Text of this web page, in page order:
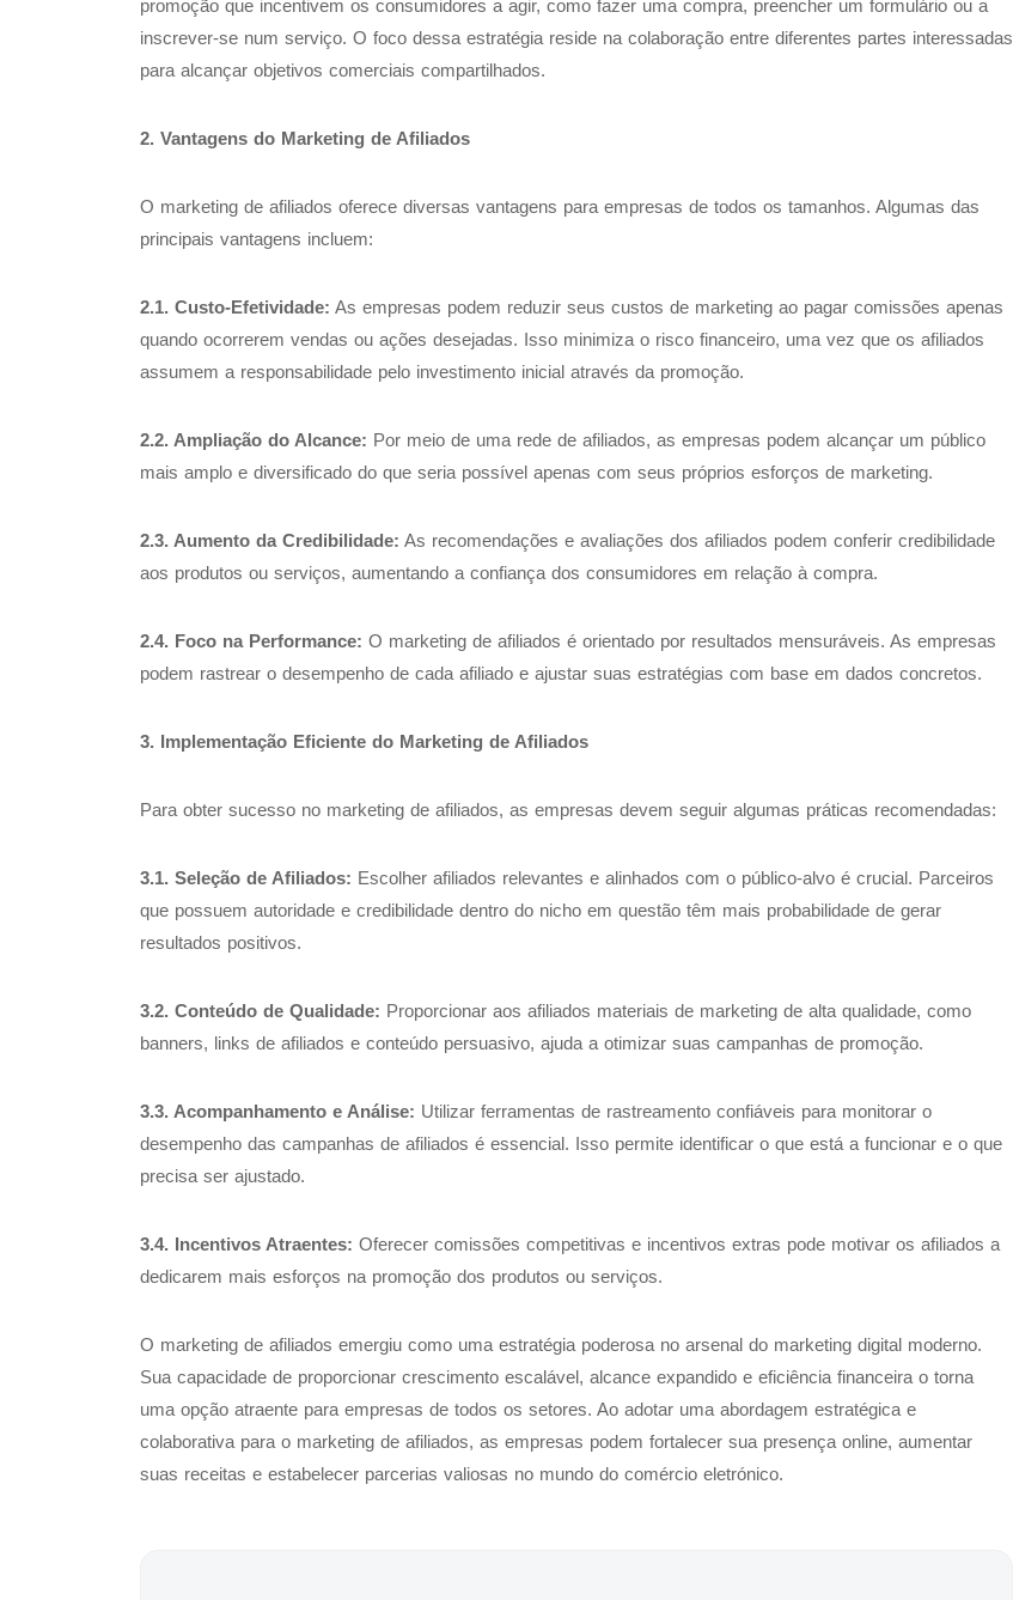
promoção que incentivem os consumidores a agir, como fazer uma compra, preencher um formulário ou a
inscrever-se num serviço. O foco dessa estratégia reside na colaboração entre diferentes partes interessadas
para alcançar objetivos comerciais compartilhados.
2. Vantagens do Marketing de Afiliados
O marketing de afiliados oferece diversas vantagens para empresas de todos os tamanhos. Algumas das
principais vantagens incluem:
2.1. Custo-Efetividade: As empresas podem reduzir seus custos de marketing ao pagar comissões apenas
quando ocorrerem vendas ou ações desejadas. Isso minimiza o risco financeiro, uma vez que os afiliados
assumem a responsabilidade pelo investimento inicial através da promoção.
2.2. Ampliação do Alcance: Por meio de uma rede de afiliados, as empresas podem alcançar um público
mais amplo e diversificado do que seria possível apenas com seus próprios esforços de marketing.
2.3. Aumento da Credibilidade: As recomendações e avaliações dos afiliados podem conferir credibilidade
aos produtos ou serviços, aumentando a confiança dos consumidores em relação à compra.
2.4. Foco na Performance: O marketing de afiliados é orientado por resultados mensuráveis. As empresas
podem rastrear o desempenho de cada afiliado e ajustar suas estratégias com base em dados concretos.
3. Implementação Eficiente do Marketing de Afiliados
Para obter sucesso no marketing de afiliados, as empresas devem seguir algumas práticas recomendadas:
3.1. Seleção de Afiliados: Escolher afiliados relevantes e alinhados com o público-alvo é crucial. Parceiros
que possuem autoridade e credibilidade dentro do nicho em questão têm mais probabilidade de gerar
resultados positivos.
3.2. Conteúdo de Qualidade: Proporcionar aos afiliados materiais de marketing de alta qualidade, como
banners, links de afiliados e conteúdo persuasivo, ajuda a otimizar suas campanhas de promoção.
3.3. Acompanhamento e Análise: Utilizar ferramentas de rastreamento confiáveis para monitorar o
desempenho das campanhas de afiliados é essencial. Isso permite identificar o que está a funcionar e o que
precisa ser ajustado.
3.4. Incentivos Atraentes: Oferecer comissões competitivas e incentivos extras pode motivar os afiliados a
dedicarem mais esforços na promoção dos produtos ou serviços.
O marketing de afiliados emergiu como uma estratégia poderosa no arsenal do marketing digital moderno.
Sua capacidade de proporcionar crescimento escalável, alcance expandido e eficiência financeira o torna
uma opção atraente para empresas de todos os setores. Ao adotar uma abordagem estratégica e
colaborativa para o marketing de afiliados, as empresas podem fortalecer sua presença online, aumentar
suas receitas e estabelecer parcerias valiosas no mundo do comércio eletrónico.